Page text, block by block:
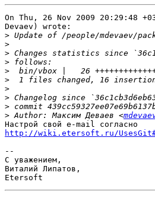
On Thu, 26 Nov 2009 20:29:48
Devaev) wrote:
>
>
>
>
>
>
>
>
>
> Author: Максим Деваев <
http://wiki.etersoft.ru/
--
С уважением,
Виталий Липатов,